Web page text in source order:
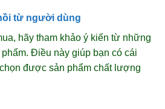
từ người dùng
hãy tham khảo ý kiến từ những
Điều này giúp bạn có cái
được sản phẩm chất lượng